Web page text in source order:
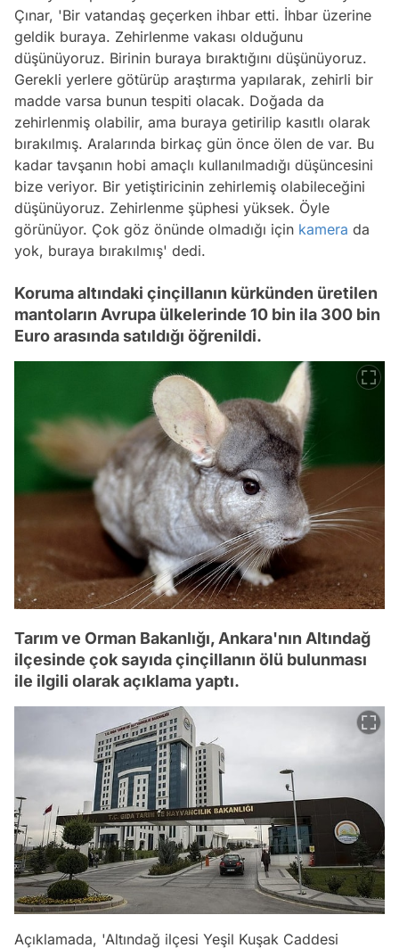
Çınar, 'Bir vatandaş geçerken ihbar etti. İhbar üzerine
geldik buraya. Zehirlenme vakası olduğunu
düşünüyoruz. Birinin buraya bıraktığını düşünüyoruz.
Gerekli yerlere götürüp araştırma yapılarak, zehirli bir
madde varsa bunun tespiti olacak. Doğada da
zehirlenmiş olabilir, ama buraya getirilip kasıtlı olarak
bırakılmış. Aralarında birkaç gün önce ölen de var. Bu
kadar tavşanın hobi amaçlı kullanılmadığı düşüncesini
bize veriyor. Bir yetiştiricinin zehirlemiş olabileceğini
düşünüyoruz. Zehirlenme şüphesi yüksek. Öyle
görünüyor. Çok göz önünde olmadığı için kamera da
yok, buraya bırakılmış' dedi.
Koruma altındaki çinçillanın kürkünden üretilen
mantoların Avrupa ülkelerinde 10 bin ila 300 bin
Euro arasında satıldığı öğrenildi.
Tarım ve Orman Bakanlığı, Ankara'nın Altındağ
ilçesinde çok sayıda çinçillanın ölü bulunması
ile ilgili olarak açıklama yaptı.
Açıklamada, 'Altındağ ilçesi Yeşil Kuşak Caddesi